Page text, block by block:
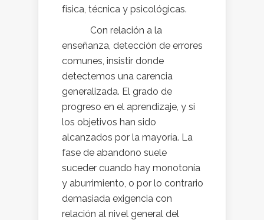
física, técnica y psicológicas.
Con relación a la
enseñanza, detección de errores
comunes, insistir donde
detectemos una carencia
generalizada. El grado de
progreso en el aprendizaje, y si
los objetivos han sido
alcanzados por la mayoría. La
fase de abandono suele
suceder cuando hay monotonía
y aburrimiento, o por lo contrario
demasiada exigencia con
relación al nivel general del